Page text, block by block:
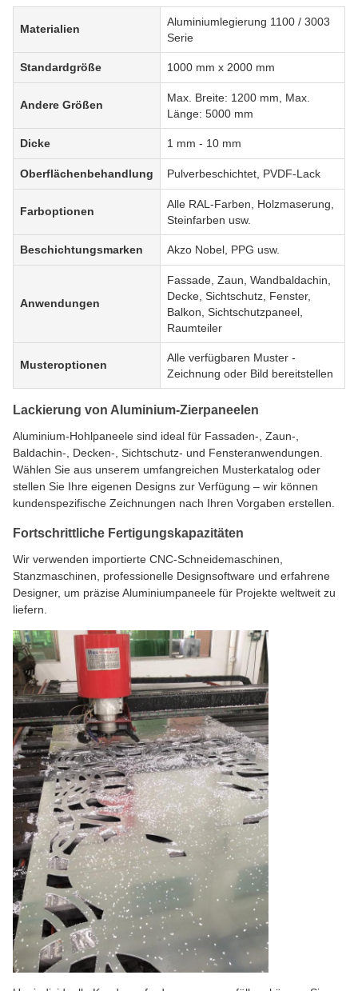
Materialien
Aluminiumlegierung 1100 / 3003
Serie
Standardgröße 1000 mm x 2000 mm
Andere Größen
Max. Breite: 1200 mm, Max.
Länge: 5000 mm
Dicke 1 mm - 10 mm
Oberflächenbehandlung Pulverbeschichtet, PVDF-Lack
Farboptionen
Alle RAL-Farben, Holzmaserung,
Steinfarben usw.
Beschichtungsmarken Akzo Nobel, PPG usw.
Anwendungen
Fassade, Zaun, Wandbaldachin,
Decke, Sichtschutz, Fenster,
Balkon, Sichtschutzpaneel,
Raumteiler
Musteroptionen
Alle verfügbaren Muster -
Zeichnung oder Bild bereitstellen
Lackierung von Aluminium-Zierpaneelen
Aluminium-Hohlpaneele sind ideal für Fassaden-, Zaun-,
Baldachin-, Decken-, Sichtschutz- und Fensteranwendungen.
Wählen Sie aus unserem umfangreichen Musterkatalog oder
stellen Sie Ihre eigenen Designs zur Verfügung – wir können
kundenspezifische Zeichnungen nach Ihren Vorgaben erstellen.
Fortschrittliche Fertigungskapazitäten
Wir verwenden importierte CNC-Schneidemaschinen,
Stanzmaschinen, professionelle Designsoftware und erfahrene
Designer, um präzise Aluminiumpaneele für Projekte weltweit zu
liefern.